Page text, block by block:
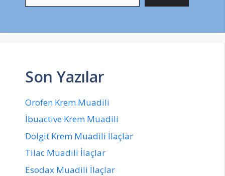
Son Yazılar
Orofen Krem Muadili
İbuactive Krem Muadili
Dolgit Krem Muadili İlaçlar
Tilac Muadili İlaçlar
Esodax Muadili İlaçlar